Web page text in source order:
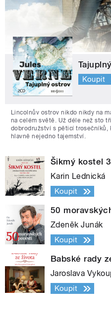
Koupit
Lincolnův ostrov nikdo nikdy na
na celém světě. Už déle než sto
dobrodružství s pěticí trosečníků,
hlavně nejedno tajemství.
Šikmý kostel 3
Karin Lednická
Koupit
50
Zdeněk Junák
Koupit
Babské rady
Jaroslava
Koupit